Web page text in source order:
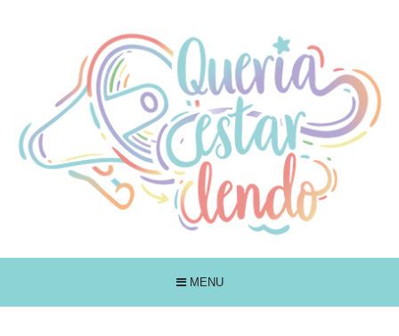
MENU